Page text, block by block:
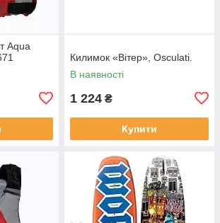
Aqua
Килимок «Вітер», Osculati.
В наявності
1 224 ₴
Купити